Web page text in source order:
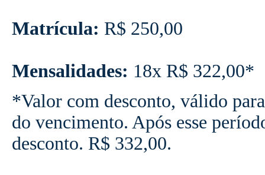
Matrícula: R$ 250,00
Mensalidades: 18x R$ 322,00*
*Valor com desconto, válido
do vencimento. Após esse
desconto. R$ 332,00.